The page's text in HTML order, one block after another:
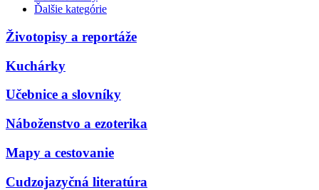
Ďalšie kategórie
Životopisy a reportáže
Kuchárky
Učebnice a slovníky
Náboženstvo a ezoterika
Mapy a cestovanie
Cudzojazyčná literatúra